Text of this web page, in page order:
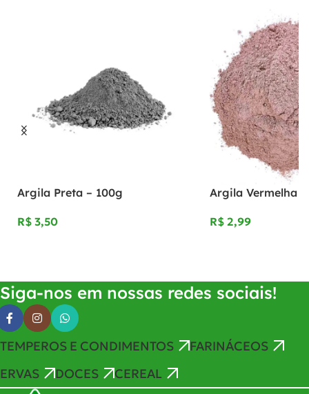
Argila Preta – 100g
R$
Argila Vermelha
R$
Siga-nos em nossas redes sociais!
TEMPEROS E CONDIMENTOS
FARINÁCEOS
ERVAS
DOCES CEREAL